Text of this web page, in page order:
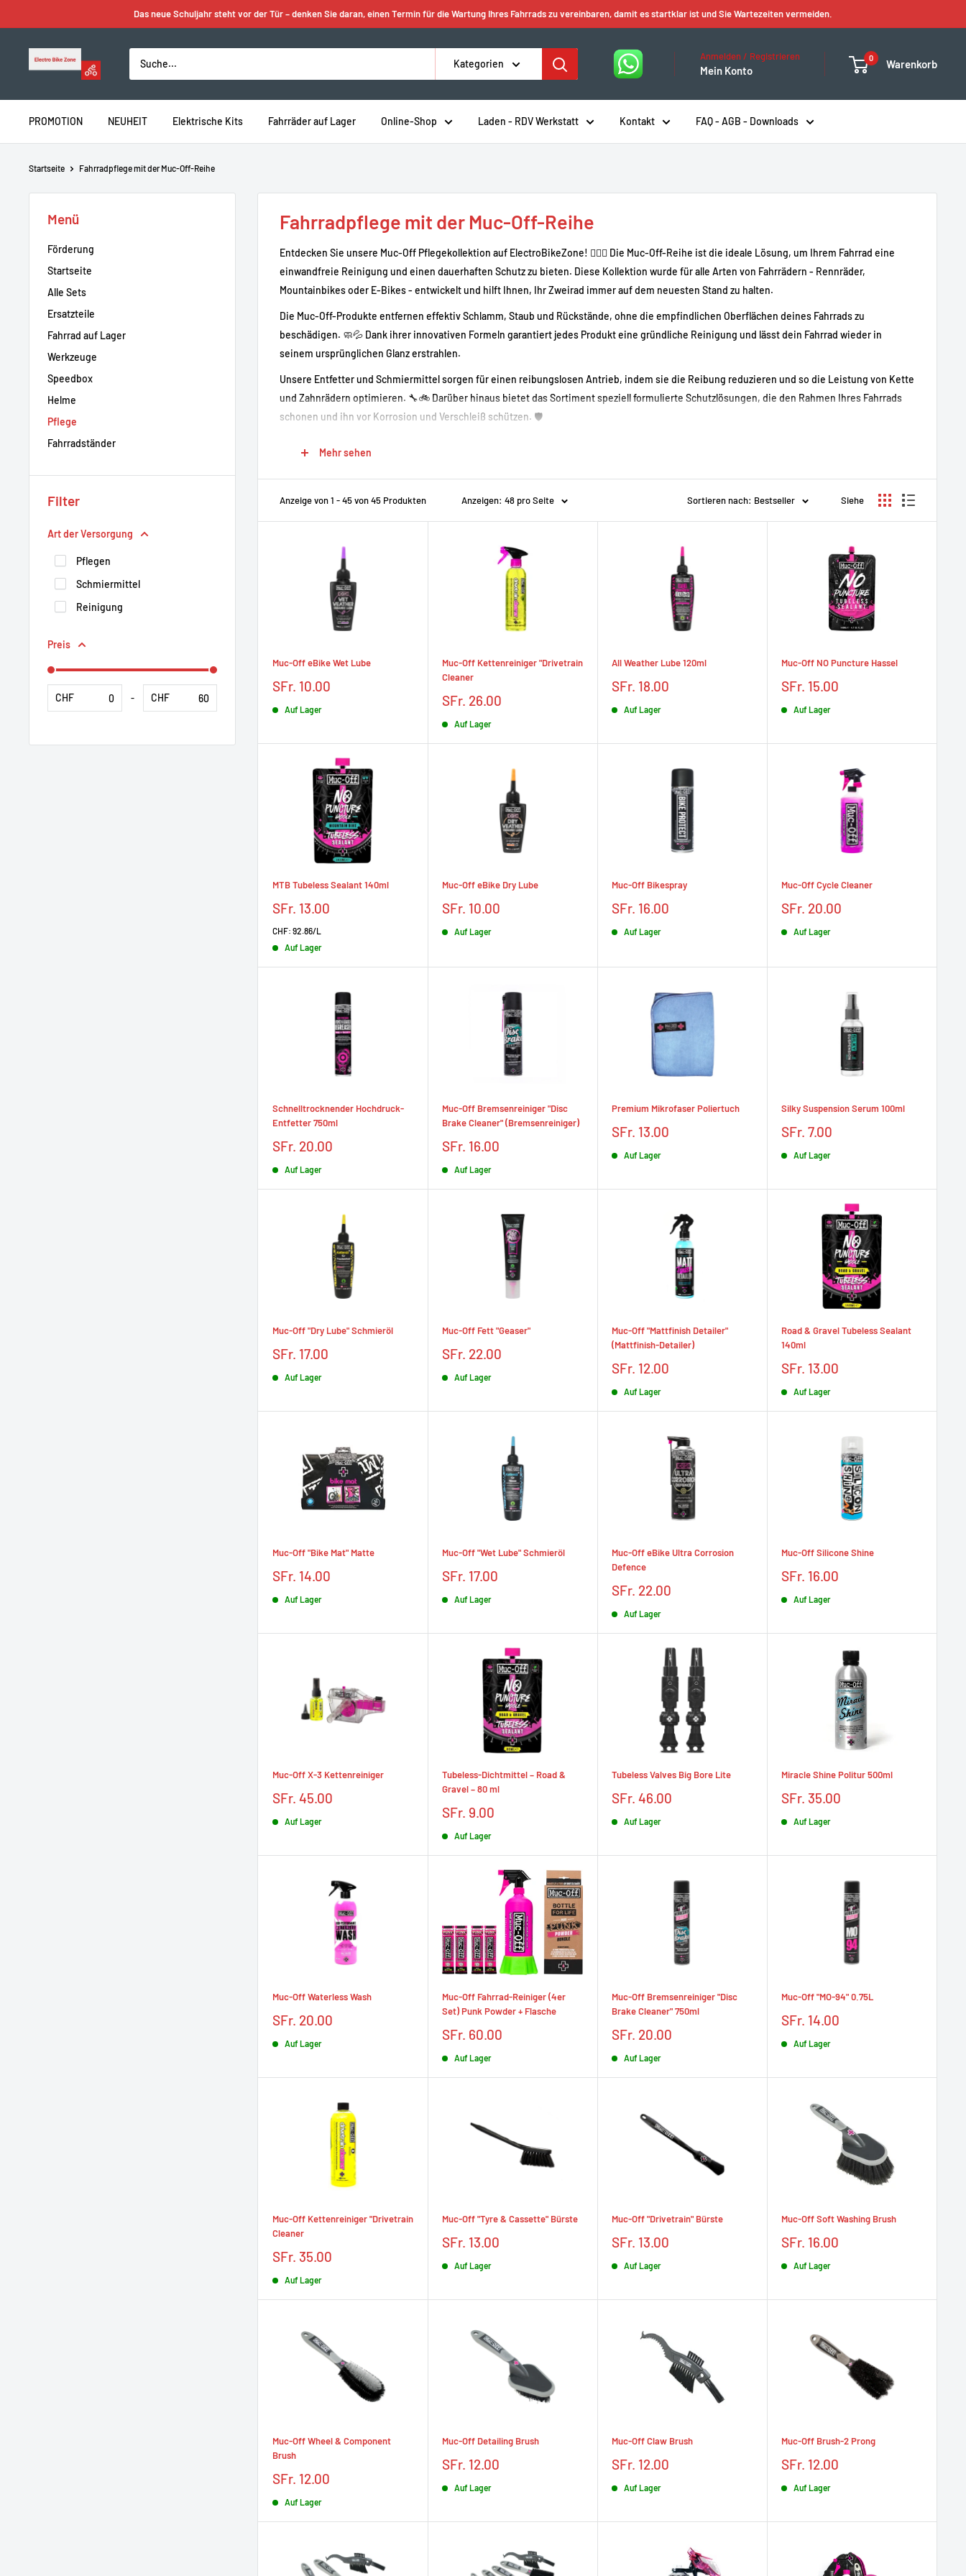
Inhalt
springen
Das neue Schuljahr steht vor der Tür – denken Sie daran, einen Termin für die Wartung Ihres Fahrrads zu vereinbaren, damit es startklar ist und Sie Wartezeiten vermeiden.
Electro
Kategorien
Anmelden / Registrieren
Mein Konto
0 Warenkorb
PROMOTION NEUHEIT Elektrische Kits Fahrräder auf Lager Online-Shop Laden - RDV Werkstatt Kontakt FAQ - AGB - Downloads
Startseite Fahrradpflege mit der Muc-Off-Reihe
Menü
Förderung
Startseite
Alle Sets
Ersatzteile
Fahrrad auf Lager
Werkzeuge
Speedbox
Helme
Pflege
Fahrradständer
Filter
Art der Versorgung
Pflegen
Schmiermittel
Reinigung
Preis
CHF - CHF
Fahrradpflege mit der Muc-Off-Reihe
Entdecken Sie unsere Muc-Off Pflegekollektion auf ElectroBikeZone! 🚴‍♂️✨ Die Muc-Off-Reihe ist die ideale Lösung, um Ihrem Fahrrad eine
einwandfreie Reinigung und einen dauerhaften Schutz zu bieten. Diese Kollektion wurde für alle Arten von Fahrrädern - Rennräder,
Mountainbikes oder E-Bikes - entwickelt und hilft Ihnen, Ihr Zweirad immer auf dem neuesten Stand zu halten.
Die Muc-Off-Produkte entfernen effektiv Schlamm, Staub und Rückstände, ohne die empfindlichen Oberflächen deines Fahrrads zu
beschädigen. 🧼💦 Dank ihrer innovativen Formeln garantiert jedes Produkt eine gründliche Reinigung und lässt dein Fahrrad wieder in
seinem ursprünglichen Glanz erstrahlen.
Unsere Entfetter und Schmiermittel sorgen für einen reibungslosen Antrieb, indem sie die Reibung reduzieren und so die Leistung von Kette
und Zahnrädern optimieren. 🔧🚲 Darüber hinaus bietet das Sortiment speziell formulierte Schutzlösungen, die den Rahmen Ihres Fahrrads
schonen und ihn vor Korrosion und Verschleiß schützen. 🛡️
es verdient. Genießen Sie eine umfassende und effektive Pflege, die die Leistung und Langlebigkeit Ihres Fahrrads maximiert. Lassen Sie Ihr
Zweirad glänzen und fahren Sie mit Vertrauen!
Entdecken Sie jetzt unsere Muc-Off Kollektion auf ElectroBikeZone und geben Sie Ihrem Fahrrad die Pflege, die es verdient!
Mehr sehen
Anzeige von 1 - 45 von 45 Produkten Anzeigen: 48 pro Seite Sortieren nach: Bestseller Siehe
Muc-Off eBike Wet Lube
Prix
SFr. 10.00
Auf Lager
Muc-Off Kettenreiniger "Drivetrain
Cleaner
Prix
SFr. 26.00
Auf Lager
All Weather Lube 120ml
Prix
SFr. 18.00
Auf Lager
Muc-Off NO Puncture Hassel
Prix
SFr. 15.00
Auf Lager
MTB Tubeless Sealant 140ml
Prix
SFr. 13.00
CHF: 92.86/L
Auf Lager
Muc-Off eBike Dry Lube
Prix
SFr. 10.00
Auf Lager
Muc-Off Bikespray
Prix
SFr. 16.00
Auf Lager
Muc-Off Cycle Cleaner
Prix
SFr. 20.00
Auf Lager
Schnelltrocknender Hochdruck-
Entfetter 750ml
Prix
SFr. 20.00
Auf Lager
Muc-Off Bremsenreiniger "Disc
Brake Cleaner" (Bremsenreiniger)
Prix
SFr. 16.00
Auf Lager
Premium Mikrofaser Poliertuch
Prix
SFr. 13.00
Auf Lager
Silky Suspension Serum 100ml
Prix
SFr. 7.00
Auf Lager
Muc-Off "Dry Lube" Schmieröl
Prix
SFr. 17.00
Auf Lager
Muc-Off Fett "Geaser"
Prix
SFr. 22.00
Auf Lager
Muc-Off "Mattfinish Detailer"
(Mattfinish-Detailer)
Prix
SFr. 12.00
Auf Lager
Road & Gravel Tubeless Sealant
140ml
Prix
SFr. 13.00
Auf Lager
Muc-Off "Bike Mat" Matte
Prix
SFr. 14.00
Auf Lager
Muc-Off "Wet Lube" Schmieröl
Prix
SFr. 17.00
Auf Lager
Muc-Off eBike Ultra Corrosion
Defence
Prix
SFr. 22.00
Auf Lager
Muc-Off Silicone Shine
Prix
SFr. 16.00
Auf Lager
Muc-Off X-3 Kettenreiniger
Prix
SFr. 45.00
Auf Lager
Tubeless-Dichtmittel – Road &
Gravel – 80 ml
Prix
SFr. 9.00
Auf Lager
Tubeless Valves Big Bore Lite
Prix
SFr. 46.00
Auf Lager
Miracle Shine Politur 500ml
Prix
SFr. 35.00
Auf Lager
Muc-Off Waterless Wash
Prix
SFr. 20.00
Auf Lager
Muc-Off Fahrrad-Reiniger (4er
Set) Punk Powder + Flasche
Prix
SFr. 60.00
Auf Lager
Muc-Off Bremsenreiniger "Disc
Brake Cleaner" 750ml
Prix
SFr. 20.00
Auf Lager
Muc-Off "MO-94" 0.75L
Prix
SFr. 14.00
Auf Lager
Muc-Off Kettenreiniger "Drivetrain
Cleaner
Prix
SFr. 35.00
Auf Lager
Muc-Off "Tyre & Cassette" Bürste
Prix
SFr. 13.00
Auf Lager
Muc-Off "Drivetrain" Bürste
Prix
SFr. 13.00
Auf Lager
Muc-Off Soft Washing Brush
Prix
SFr. 16.00
Auf Lager
Muc-Off Wheel & Component
Brush
Prix
SFr. 12.00
Auf Lager
Muc-Off Detailing Brush
Prix
SFr. 12.00
Auf Lager
Muc-Off Claw Brush
Prix
SFr. 12.00
Auf Lager
Muc-Off Brush-2 Prong
Prix
SFr. 12.00
Auf Lager